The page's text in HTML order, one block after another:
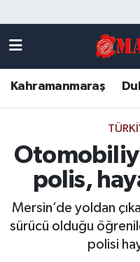
Kahramanmaraş
polis,
Mersin’de yoldan
sürücü olduğu
polisi
DULKADİROĞLU
ONİKİŞUBAT
Künye
Kahramanmaraş
Kahramanmaraş
Kahramanmaraş
Süper Lig Puan
Son Dakika